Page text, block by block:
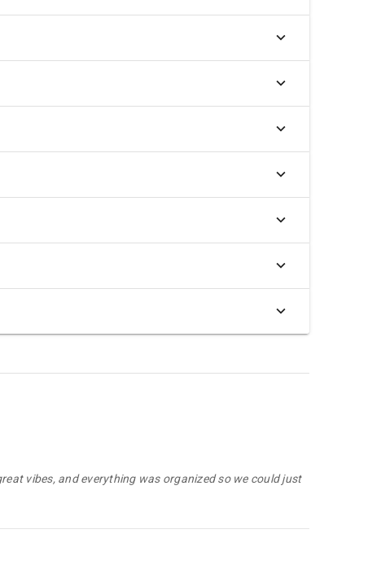
vibes, and everything was organized so we could just